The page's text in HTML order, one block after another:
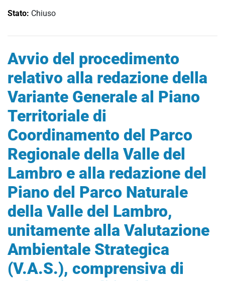
Stato: Chiuso
Avvio del procedimento
relativo alla redazione della
Variante Generale al Piano
Territoriale di
Coordinamento del Parco
Regionale della Valle del
Lambro e alla redazione del
Piano del Parco Naturale
della Valle del Lambro,
unitamente alla Valutazione
Ambientale Strategica
(V.A.S.), comprensiva di